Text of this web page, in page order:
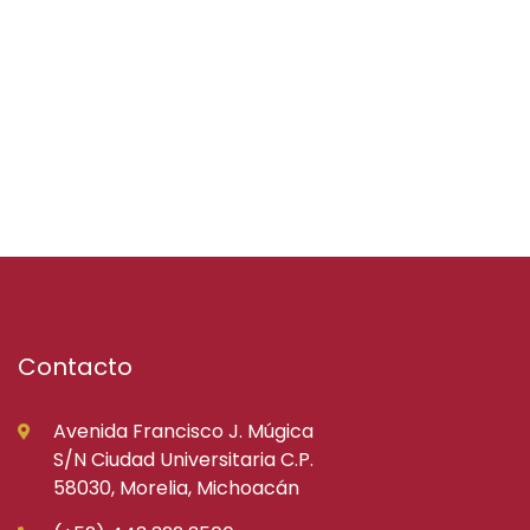
Contacto
Avenida Francisco J. Múgica
S/N Ciudad Universitaria C.P.
58030, Morelia, Michoacán